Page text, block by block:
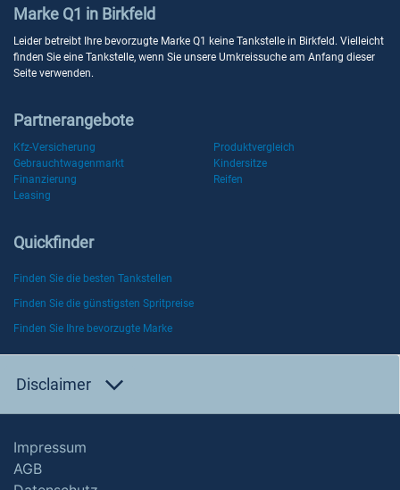
Marke Q1 in Birkfeld
Leider betreibt Ihre bevorzugte Marke Q1 keine Tankstelle in Birkfeld. Vielleicht
finden Sie eine Tankstelle, wenn Sie unsere Umkreissuche am Anfang dieser
Seite verwenden.
Partnerangebote
Kfz-Versicherung
Produktvergleich
Gebrauchtwagenmarkt
Kindersitze
Finanzierung
Reifen
Leasing
Quickfinder
Finden Sie die besten Tankstellen
Finden Sie die günstigsten Spritpreise
Finden Sie Ihre bevorzugte Marke
Disclaimer
Impressum
AGB